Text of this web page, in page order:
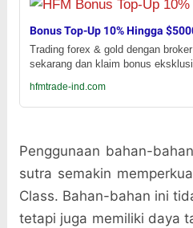
Bonus Top-Up 10% Hingga
Trading forex & gold dengan
sekarang dan klaim bonus
hfmtrade-ind.com
Penggunaan bahan-
sutra semakin
Class. Bahan-bahan ini
tetapi juga memiliki daya